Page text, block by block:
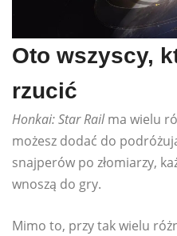
Oto wszyscy,
rzucić
Honkai: Star Railma wielu
możesz dodać do
snajperów po złomiarzy,
wnoszą do gry.
Mimo to, przy tak wielu